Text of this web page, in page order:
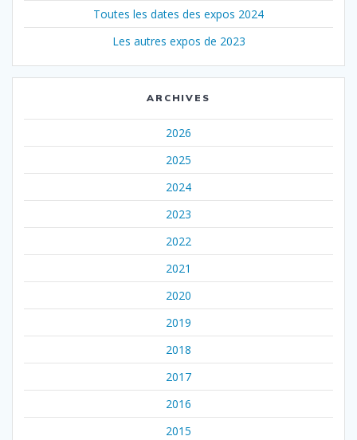
Toutes les dates des expos 2024
Les autres expos de 2023
ARCHIVES
2026
2025
2024
2023
2022
2021
2020
2019
2018
2017
2016
2015